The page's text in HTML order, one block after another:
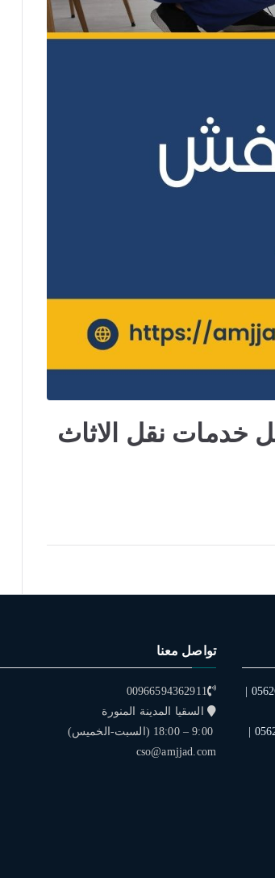
تواصل معنا
00966594362911
السقيا المدينة المنورة
9:00 – 18:00 (السبت-الخميس)
cso@amjjad.com